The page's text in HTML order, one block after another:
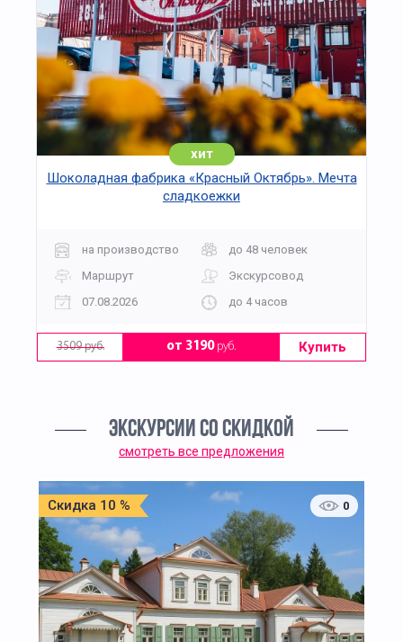
хит
Шоколадная фабрика «Красный Октябрь». Мечта
сладкоежки
на производство
до 48 человек
Маршрут
Экскурсовод
07.08.2026
до 4 часов
3509 руб. от 3190руб. Купить
ЭКСКУРСИИ СО СКИДКОЙ
смотреть все предложения
Скидка 10 % 0